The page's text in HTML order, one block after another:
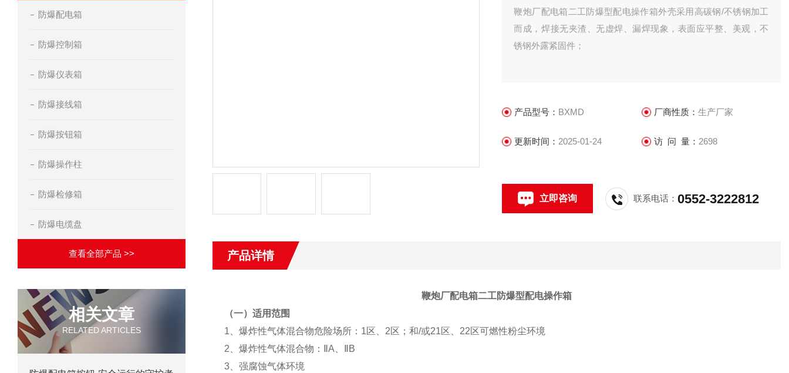
防爆配电箱
防爆控制箱
防爆仪表箱
防爆接线箱
防爆按钮箱
防爆操作柱
防爆检修箱
防爆电缆盘
查看全部产品 >>
相关文章
RELATED ARTICLES
鞭炮厂配电箱二工防爆型配电操作箱外壳采用高碳钢/不锈钢加工
而成，焊接无夹渣、无虚焊、漏焊现象，表面应平整、美观，不
锈钢外露紧固件；
产品型号： BXMD 厂商性质： 生产厂家
更新时间： 2025-01-24 访 问 量： 2698
立即咨询 联系电话：0552-3222812
产品详情
鞭炮厂配电箱二工防爆型配电操作箱
（一）适用范围
1、爆炸性气体混合物危险场所：1区、2区；和/或21区、22区可燃性粉尘环境
2、爆炸性气体混合物：ⅡA、ⅡB
3、强腐蚀气体环境